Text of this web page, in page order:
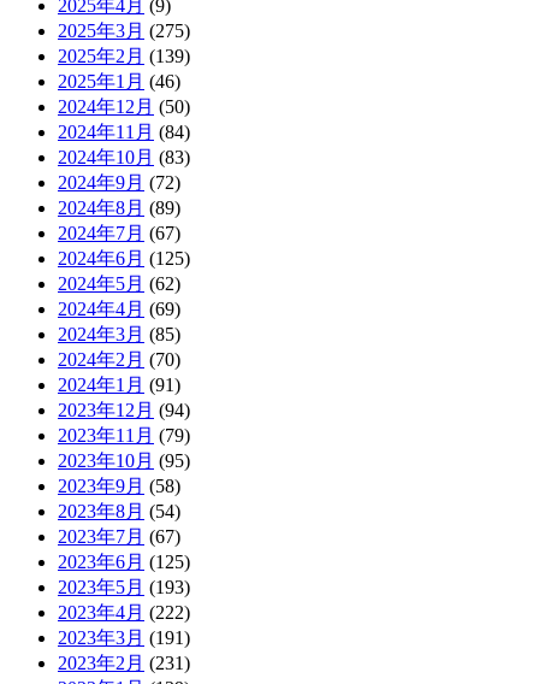
2025年4月 (9)
2025年3月 (275)
2025年2月 (139)
2025年1月 (46)
2024年12月 (50)
2024年11月 (84)
2024年10月 (83)
2024年9月 (72)
2024年8月 (89)
2024年7月 (67)
2024年6月 (125)
2024年5月 (62)
2024年4月 (69)
2024年3月 (85)
2024年2月 (70)
2024年1月 (91)
2023年12月 (94)
2023年11月 (79)
2023年10月 (95)
2023年9月 (58)
2023年8月 (54)
2023年7月 (67)
2023年6月 (125)
2023年5月 (193)
2023年4月 (222)
2023年3月 (191)
2023年2月 (231)